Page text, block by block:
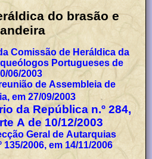
Comissão de Heráldica da
Portugueses de
06/2003
de Assembleia de
em 27/09/2003
da República n.º 284,
A de 10/12/2003
Geral de Autarquias
2006, em 14/11/2006